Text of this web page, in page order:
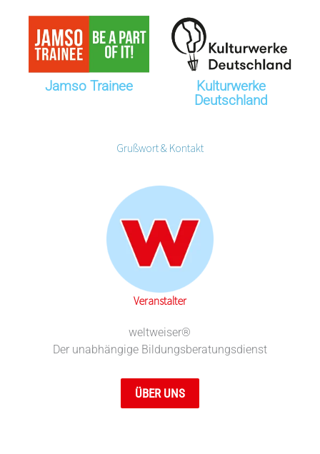
Jamso Trainee
Kulturwerke
Deutschland
Grußwort & Kontakt
Veranstalter
weltweiser®
Der unabhängige Bildungsberatungsdienst
ÜBER UNS